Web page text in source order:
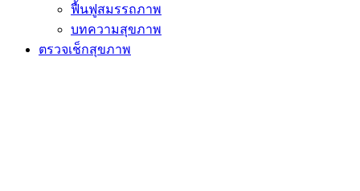
ฟื้นฟูสมรรถภาพ
บทความสุขภาพ
ตรวจเช็กสุขภาพ